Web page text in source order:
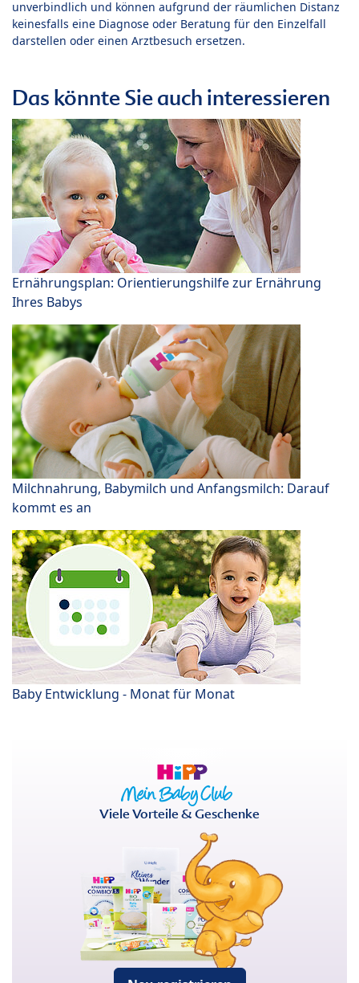
unverbindlich und können aufgrund der räumlichen Distanz
keinesfalls eine Diagnose oder Beratung für den Einzelfall
darstellen oder einen Arztbesuch ersetzen.
Das könnte Sie auch interessieren
Ernährungsplan: Orientierungshilfe zur Ernährung
Ihres Babys
Milchnahrung, Babymilch und Anfangsmilch: Darauf
kommt es an
Baby Entwicklung - Monat für Monat
Viele Vorteile & Geschenke